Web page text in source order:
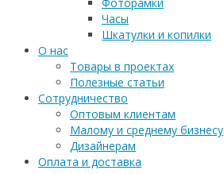
Часы
Шкатулки и копилки
О нас
Товары в проектах
Полезные статьи
Сотрудничество
Оптовым клиентам
Малому и среднему бизнесу
Дизайнерам
Оплата и доставка